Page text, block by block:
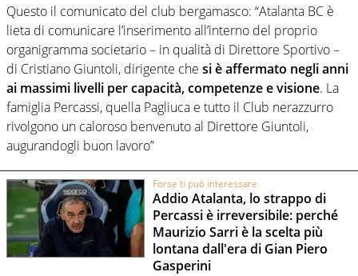
Questo il comunicato del club bergamasco: “Atalanta BC è
lieta di comunicare l’inserimento all’interno del proprio
organigramma societario – in qualità di Direttore Sportivo –
di Cristiano Giuntoli, dirigente che si è affermato negli anni
ai massimi livelli per capacità, competenze e visione. La
famiglia Percassi, quella Pagliuca e tutto il Club nerazzurro
rivolgono un caloroso benvenuto al Direttore Giuntoli,
augurandogli buon lavoro”
Forse ti può interessare
Addio Atalanta, lo strappo di
Percassi è irreversibile: perché
Maurizio Sarri è la scelta più
lontana dall'era di Gian Piero
Gasperini